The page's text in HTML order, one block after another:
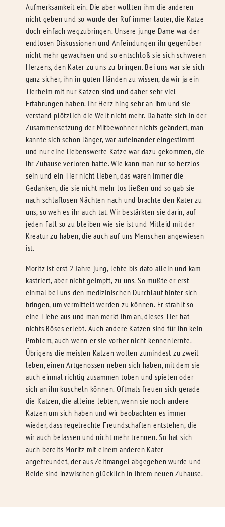
Aufmerksamkeit ein. Die aber wollten ihm die anderen
nicht geben und so wurde der Ruf immer lauter, die Katze
doch einfach wegzubringen. Unsere junge Dame war der
endlosen Diskussionen und Anfeindungen ihr gegenüber
nicht mehr gewachsen und so entschloß sie sich schweren
Herzens, den Kater zu uns zu bringen. Bei uns war sie sich
ganz sicher, ihn in guten Händen zu wissen, da wir ja ein
Tierheim mit nur Katzen sind und daher sehr viel
Erfahrungen haben. Ihr Herz hing sehr an ihm und sie
verstand plötzlich die Welt nicht mehr. Da hatte sich in der
Zusammensetzung der Mitbewohner nichts geändert, man
kannte sich schon länger, war aufeinander eingestimmt
und nur eine liebenswerte Katze war dazu gekommen, die
ihr Zuhause verloren hatte. Wie kann man nur so herzlos
sein und ein Tier nicht lieben, das waren immer die
Gedanken, die sie nicht mehr los ließen und so gab sie
nach schlaflosen Nächten nach und brachte den Kater zu
uns, so weh es ihr auch tat. Wir bestärkten sie darin, auf
jeden Fall so zu bleiben wie sie ist und Mitleid mit der
Kreatur zu haben, die auch auf uns Menschen angewiesen
ist.
Moritz ist erst 2 Jahre jung, lebte bis dato allein und kam
kastriert, aber nicht geimpft, zu uns. So mußte er erst
einmal bei uns den medizinischen Durchlauf hinter sich
bringen, um vermittelt werden zu können. Er strahlt so
eine Liebe aus und man merkt ihm an, dieses Tier hat
nichts Böses erlebt. Auch andere Katzen sind für ihn kein
Problem, auch wenn er sie vorher nicht kennenlernte.
Übrigens die meisten Katzen wollen zumindest zu zweit
leben, einen Artgenossen neben sich haben, mit dem sie
auch einmal richtig zusammen toben und spielen oder
sich an ihn kuscheln können. Oftmals freuen sich gerade
die Katzen, die alleine lebten, wenn sie noch andere
Katzen um sich haben und wir beobachten es immer
wieder, dass regelrechte Freundschaften entstehen, die
wir auch belassen und nicht mehr trennen. So hat sich
auch bereits Moritz mit einem anderen Kater
angefreundet, der aus Zeitmangel abgegeben wurde und
Beide sind inzwischen glücklich in ihrem neuen Zuhause.